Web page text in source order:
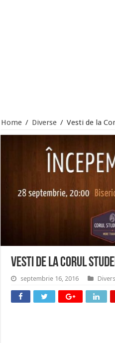
Home / Diverse / Vesti de la
Vesti de la Corul
septembrie 16, 2016